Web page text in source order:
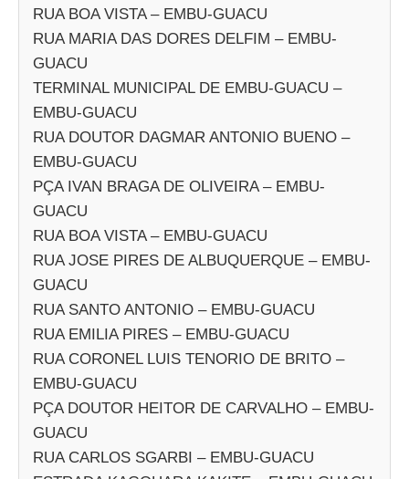
RUA BOA VISTA – EMBU-GUACU
RUA MARIA DAS DORES DELFIM – EMBU-
GUACU
TERMINAL MUNICIPAL DE EMBU-GUACU –
EMBU-GUACU
RUA DOUTOR DAGMAR ANTONIO BUENO –
EMBU-GUACU
PÇA IVAN BRAGA DE OLIVEIRA – EMBU-
GUACU
RUA BOA VISTA – EMBU-GUACU
RUA JOSE PIRES DE ALBUQUERQUE – EMBU-
GUACU
RUA SANTO ANTONIO – EMBU-GUACU
RUA EMILIA PIRES – EMBU-GUACU
RUA CORONEL LUIS TENORIO DE BRITO –
EMBU-GUACU
PÇA DOUTOR HEITOR DE CARVALHO – EMBU-
GUACU
RUA CARLOS SGARBI – EMBU-GUACU